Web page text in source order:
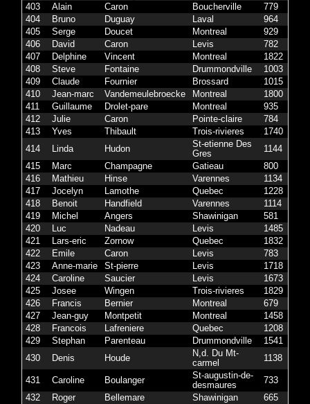
403
Alain Caron Boucherville 779
404
Bruno Duguay Laval 964
405
Serge Doucet Montreal 929
406
David Caron Levis 782
407
Delphine Vincent Montreal 1822
408
Steve Fontaine Drummondville 1003
409
Claude Fournier Brossard 1015
410
Jean-marc Vandemeulebroecke Montreal 1800
411
Guillaume Drolet-pare Montreal 935
412
Julie Caron Pointe-claire 784
413
Yves Thibault Trois-rivieres 1740
414
Linda Hudon
St-etienne Des
Gres
1144
415
Marc Champagne Gatieau 800
416
Mathieu Hinse Varennes 1134
417
Jocelyn Lamothe Quebec 1228
418
Benoit Handfield Varennes 1114
419
Michel Angers Shawinigan 581
420
Luc Nadeau Levis 1485
421
Lars-eric Zornow Quebec 1832
422
Emile Caron Levis 783
423
Anne-marie St-pierre Levis 1718
424
Caroline Saucier Levis 1673
425
Josee Wingen Trois-rivieres 1829
426
Francis Bernier Montreal 679
427
Jean-guy Montpetit Montreal 1458
428
Francois Lafreniere Quebec 1208
429
Stephan Parenteau Drummondville 1541
430
Denis Houde
N,d. Du Mt-
carmel
1138
431 Caroline Boulanger
St-augustin-de-
desmaures
733
432
Roger Bellemare Shawinigan 665